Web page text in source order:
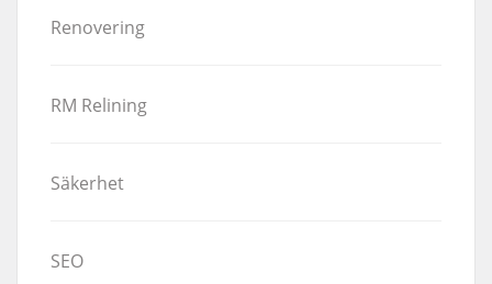
Renovering
RM Relining
Säkerhet
SEO